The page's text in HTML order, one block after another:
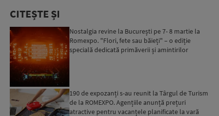
CITEȘTE ȘI
Nostalgia revine la București pe 7- 8 martie la
Romexpo. "Flori, fete sau băieți" – o ediție
specială dedicată primăverii și amintirilor
190 de expozanți s-au reunit la Târgul de Turism
de la ROMEXPO. Agențiile anunță prețuri
atractive pentru vacanțele planificate la vară